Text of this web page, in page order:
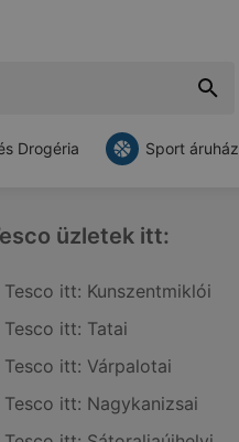
Drogéria Sport áruház
üzletek itt:
Tesco itt: Kunszentmiklói
Tesco itt: Tatai
Tesco itt: Várpalotai
Tesco itt: Nagykanizsai